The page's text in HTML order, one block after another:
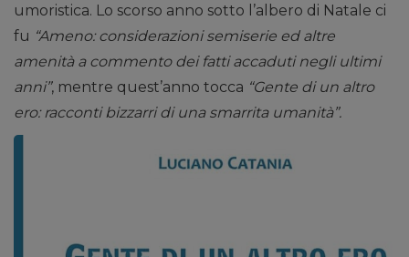
umoristica. Lo scorso anno sotto l’albero di Natale ci
fu “Ameno: considerazioni semiserie ed altre
amenità a commento dei fatti accaduti negli ultimi
anni”, mentre quest’anno tocca “Gente di un altro
ero: racconti bizzarri di una smarrita umanità”.